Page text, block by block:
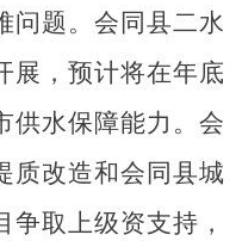
题。 会同县二水
展 ， 预计将在年底
供水保障能力。会
质改造和会同县城
争取上级资支持 ，